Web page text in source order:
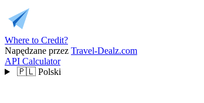
Where to Credit?
Napędzane przez Travel-Dealz.com
API Calculator
🇵🇱 Polski